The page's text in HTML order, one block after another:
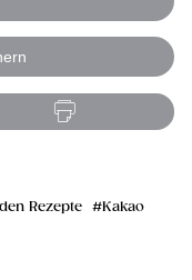
Rezepte
Kakao